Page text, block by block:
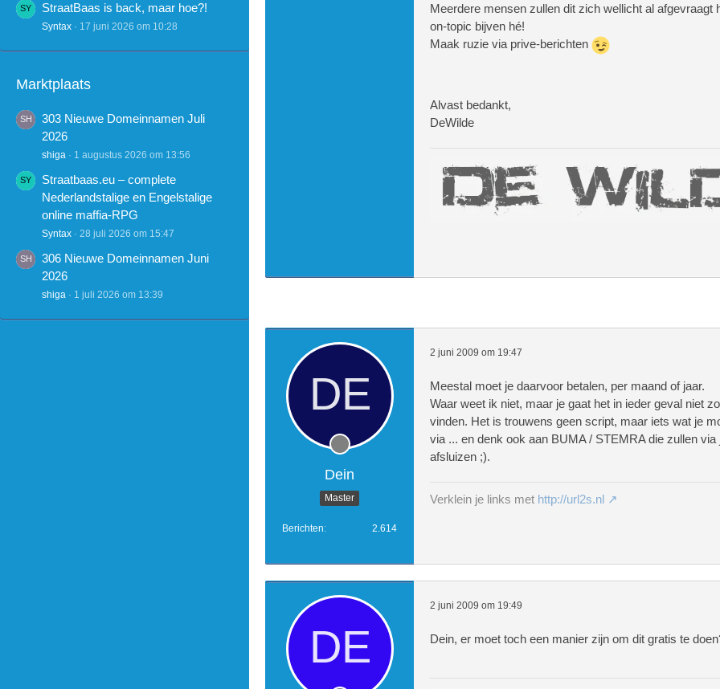
StraatBaas is back, maar hoe?!
Syntax 17 juni 2026 om 10:28
Marktplaats
303 Nieuwe Domeinnamen Juli
2026
shiga 1 augustus 2026 om 13:56
Straatbaas.eu – complete
Nederlandstalige en Engelstalige
online maffia-RPG
Syntax 28 juli 2026 om 15:47
306 Nieuwe Domeinnamen Juni
2026
shiga 1 juli 2026 om 13:39
Meerdere mensen zullen dit zich wellicht al afgevraagt
on-topic bijven hé!
Maak ruzie via prive-berichten
Alvast bedankt,
DeWilde
Dein
Master
Berichten 2.614
2 juni 2009 om 19:47
Meestal moet je daarvoor betalen, per maand of jaar.
Waar weet ik niet, maar je gaat het in ieder geval niet
vinden. Het is trouwens geen script, maar iets wat je
via ... en denk ook aan BUMA / STEMRA die zullen via
afsluizen ;).
Verklein je links met http://url2s.nl
2 juni 2009 om 19:49
Dein, er moet toch een manier zijn om dit gratis te